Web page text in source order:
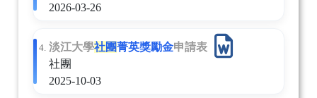
2026-03-26
4. 淡江大學社團菁英獎勵金申請表
社團
2025-10-03